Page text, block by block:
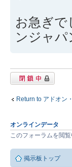
お急ぎで
ンジャパ
閉鎖中トピック
Return to アドオン
オンラインデータ
このフォーラムを閲
掲示板トップ